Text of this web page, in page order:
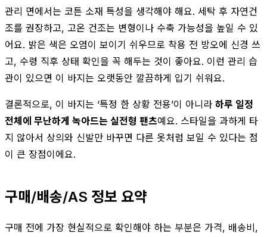
관리 면에서는 코튼 소재 특성을 생각해야 해요. 세탁 후 자연건
조를 권장하고, 고온 건조는 변형이나 수축 가능성을 높일 수 있
어요. 밝은 색은 오염이 보이기 쉬우므로 착용 전 방오에 신경 쓰
고, 수령 직후 상태 확인을 꼭 해두는 것이 좋아요. 이런 관리 습
관이 있으면 이 바지는 오랫동안 깔끔하게 입기 쉬워요.
결론적으로, 이 바지는 ‘특정 한 상황 전용’이 아니라 하루 일정
전체에 무난하게 녹아드는 실전형 팬츠예요. 스타일을 과하게 타
지 않아서 상의와 신발만 바꾸면 다른 옷처럼 보일 수 있다는 점
이 큰 장점이에요.
구매/배송/AS 정보 요약
구매 전에 가장 현실적으로 확인해야 하는 부분은 가격, 배송비,